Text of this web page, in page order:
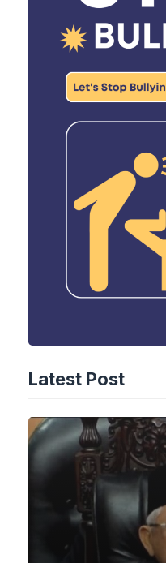
Latest Post